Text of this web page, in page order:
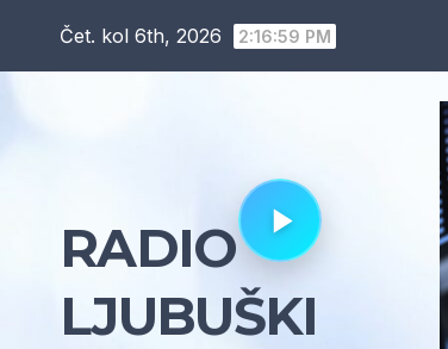
Čet. kol 6th, 2026 2:17:00 PM
RADIO
LJUBUŠKI